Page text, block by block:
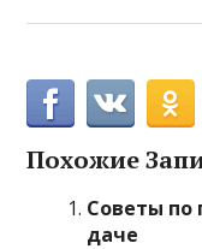
Похожие
Советы по
даче